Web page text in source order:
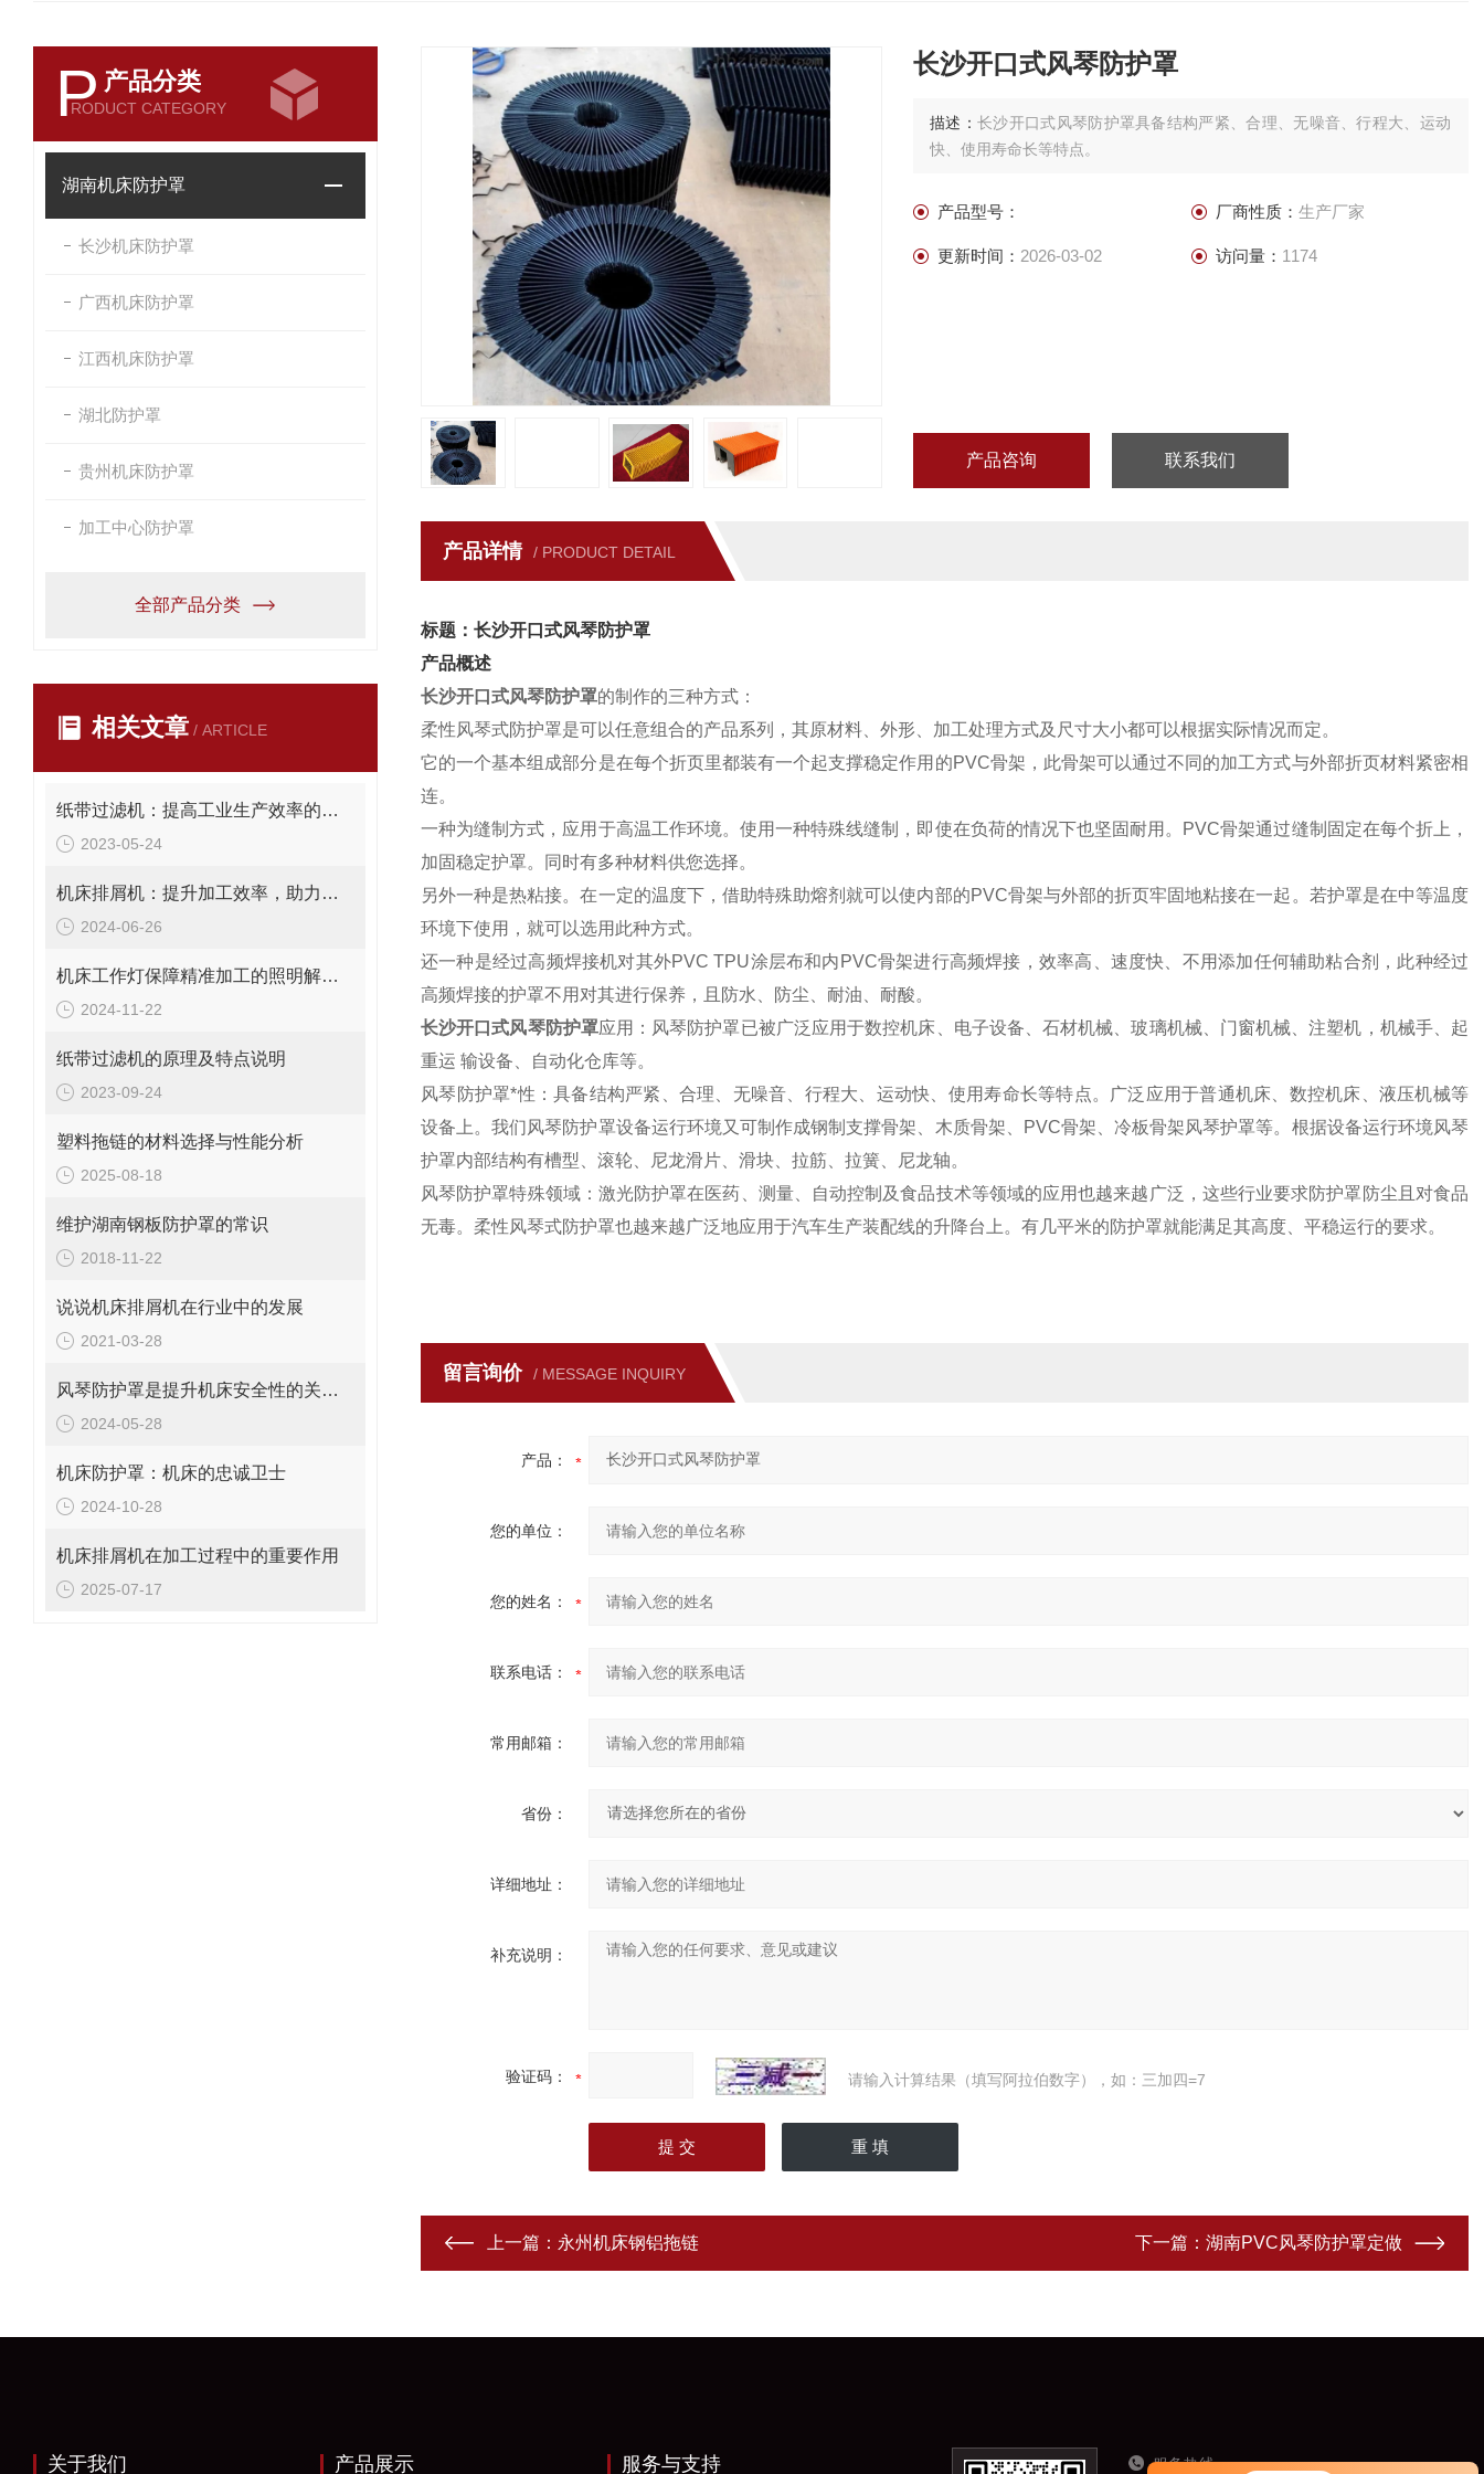
P 产品分类
RODUCT CATEGORY
湖南机床防护罩
长沙机床防护罩
广西机床防护罩
江西机床防护罩
湖北防护罩
贵州机床防护罩
加工中心防护罩
全部产品分类
相关文章 / ARTICLE
纸带过滤机：提高工业生产效率的重要设备
2023-05-24
机床排屑机：提升加工效率，助力工业自动化
2024-06-26
机床工作灯保障精准加工的照明解决方案
2024-11-22
纸带过滤机的原理及特点说明
2023-09-24
塑料拖链的材料选择与性能分析
2025-08-18
维护湖南钢板防护罩的常识
2018-11-22
说说机床排屑机在行业中的发展
2021-03-28
风琴防护罩是提升机床安全性的关键因素
2024-05-28
机床防护罩：机床的忠诚卫士
2024-10-28
机床排屑机在加工过程中的重要作用
2025-07-17
长沙开口式风琴防护罩
描述：长沙开口式风琴防护罩具备结构严紧、合理、无噪音、行程大、运动
快、使用寿命长等特点。
产品型号： 厂商性质： 生产厂家
更新时间： 2026-03-02 访问量： 1174
产品咨询 联系我们
产品详情 / PRODUCT DETAIL
标题：长沙开口式风琴防护罩
产品概述
长沙开口式风琴防护罩的制作的三种方式：
柔性风琴式防护罩是可以任意组合的产品系列，其原材料、外形、加工处理方式及尺寸大小都可以根据实际情况而定。
它的一个基本组成部分是在每个折页里都装有一个起支撑稳定作用的PVC骨架，此骨架可以通过不同的加工方式与外部折页材料紧密相
连。
一种为缝制方式，应用于高温工作环境。使用一种特殊线缝制，即使在负荷的情况下也坚固耐用。PVC骨架通过缝制固定在每个折上，
加固稳定护罩。同时有多种材料供您选择。
另外一种是热粘接。在一定的温度下，借助特殊助熔剂就可以使内部的PVC骨架与外部的折页牢固地粘接在一起。若护罩是在中等温度
环境下使用，就可以选用此种方式。
还一种是经过高频焊接机对其外PVC TPU涂层布和内PVC骨架进行高频焊接，效率高、速度快、不用添加任何辅助粘合剂，此种经过
高频焊接的护罩不用对其进行保养，且防水、防尘、耐油、耐酸。
长沙开口式风琴防护罩应用：风琴防护罩已被广泛应用于数控机床、电子设备、石材机械、玻璃机械、门窗机械、注塑机，机械手、起
重运 输设备、自动化仓库等。
风琴防护罩*性：具备结构严紧、合理、无噪音、行程大、运动快、使用寿命长等特点。广泛应用于普通机床、数控机床、液压机械等
设备上。我们风琴防护罩设备运行环境又可制作成钢制支撑骨架、木质骨架、PVC骨架、冷板骨架风琴护罩等。根据设备运行环境风琴
护罩内部结构有槽型、滚轮、尼龙滑片、滑块、拉筋、拉簧、尼龙轴。
风琴防护罩特殊领域：激光防护罩在医药、测量、自动控制及食品技术等领域的应用也越来越广泛，这些行业要求防护罩防尘且对食品
无毒。柔性风琴式防护罩也越来越广泛地应用于汽车生产装配线的升降台上。有几平米的防护罩就能满足其高度、平稳运行的要求。
留言询价 / MESSAGE INQUIRY
产品：
您的单位：
您的姓名：
联系电话：
常用邮箱：
省份：
详细地址：
补充说明：
验证码： 请输入计算结果（填写阿拉伯数字），如：三加四=7
上一篇： 永州机床钢铝拖链 下一篇： 湖南PVC风琴防护罩定做
关于我们 产品展示 服务与支持 服务热线